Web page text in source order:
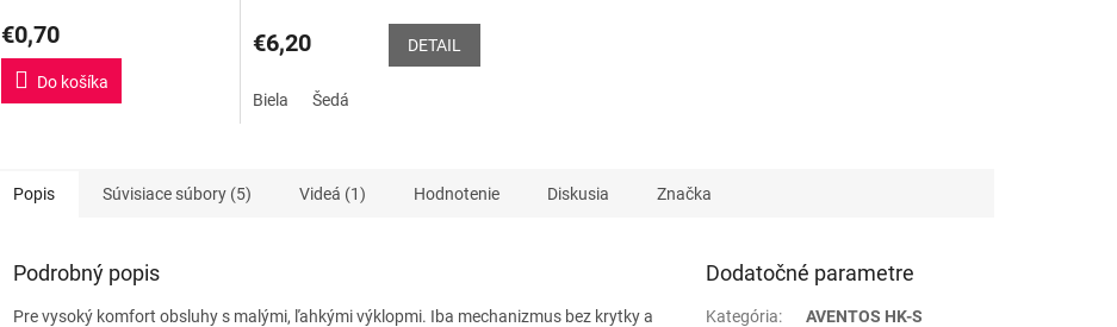
€0,70
Do košíka
€6,20 DETAIL
Biela Šedá
Popis Súvisiace súbory (5) Videá (1) Hodnotenie Diskusia Značka
Podrobný popis
Pre vysoký komfort obsluhy s malými, ľahkými výklopmi. Iba mechanizmus bez krytky a
Dodatočné parametre
Kategória:
AVENTOS HK-S